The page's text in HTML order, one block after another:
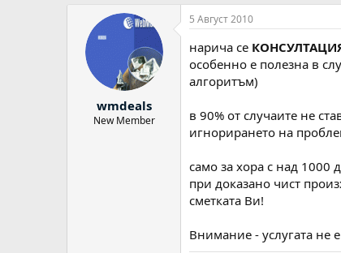
ч
а
л
н
а
д
а
т
wmdeals
New Member
5 Август 2010
нарича се
особенно е полезна в
алгоритъм)
в 90% от случаите не
игнорирането на
само за хора с над 1000
при доказано чист
сметката Ви!
Внимание - услугата не